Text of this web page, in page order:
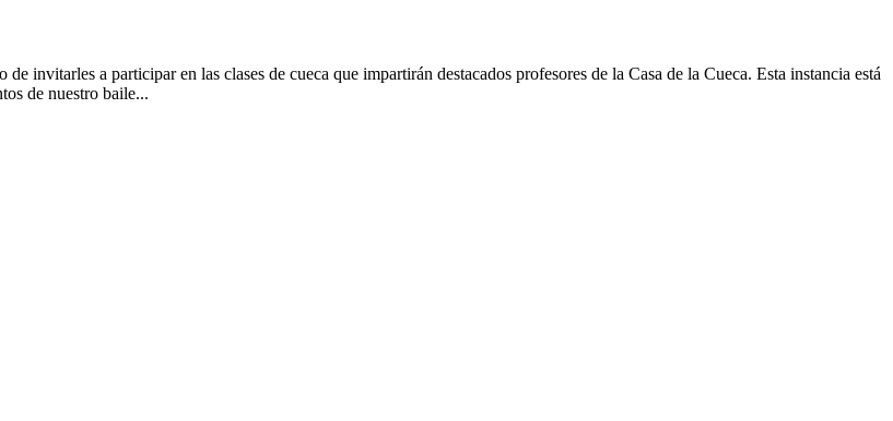
invitarles a participar en las clases de cueca que impartirán destacados profesores de la Casa de la Cueca. Esta instancia está
de nuestro baile...